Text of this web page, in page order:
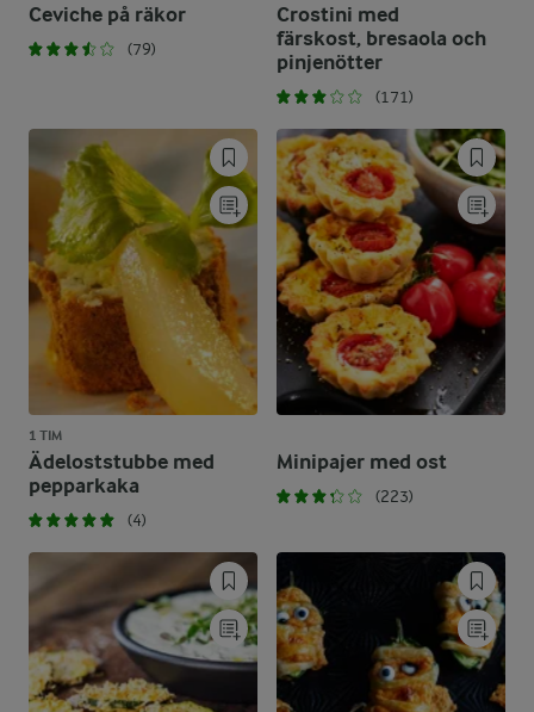
Ceviche på räkor
(79)
Crostini med
färskost, bresaola och
pinjenötter
(171)
1 TIM
Ädeloststubbe med
pepparkaka
(4)
Minipajer med ost
(223)